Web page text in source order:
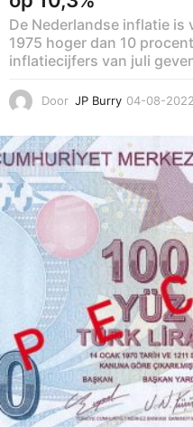
De Nederlandse inflatie is
1975 hoger dan 10
inflatiecijfers van juli
Door JP Burry 04-08-2022